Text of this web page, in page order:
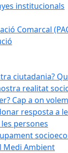
institucionals
Comarcal
ciutadania?
realitat
Cap a on
resposta a
persones
Medi Ambient